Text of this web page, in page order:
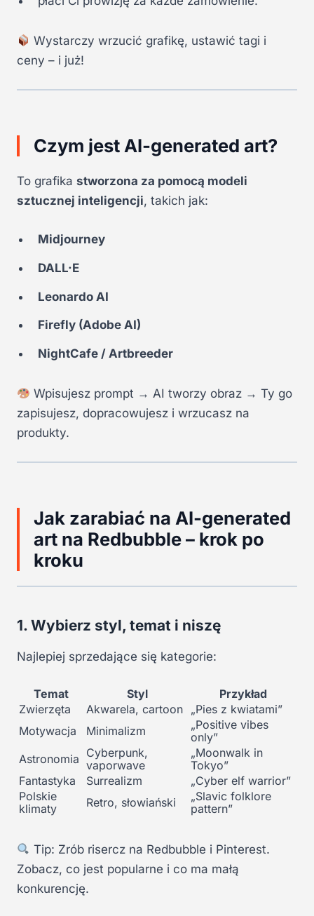
Wystarczy wrzucić grafikę, ustawić tagi i
ceny – i już!
Czym jest AI-generated art?
To grafika stworzona za pomocą modeli
sztucznej inteligencji, takich jak:
Midjourney
DALL·E
Leonardo AI
Firefly (Adobe AI)
NightCafe / Artbreeder
Wpisujesz prompt → AI tworzy obraz → Ty go
zapisujesz, dopracowujesz i wrzucasz na
produkty.
Jak zarabiać na AI-generated
art na Redbubble – krok po
kroku
1. Wybierz styl, temat i niszę
Najlepiej sprzedające się kategorie:
Temat Styl
Przykład
Zwierzęta
Akwarela, cartoon „Pies z kwiatami”
Motywacja
Minimalizm
„Positive vibes
only”
Astronomia Cyberpunk,
vaporwave
„Moonwalk in
Tokyo”
Fantastyka
Surrealizm
„Cyber elf warrior”
Polskie
klimaty
Retro, słowiański
„Slavic folklore
pattern”
Tip: Zrób risercz na Redbubble i Pinterest.
Zobacz, co jest popularne i co ma małą
konkurencję.